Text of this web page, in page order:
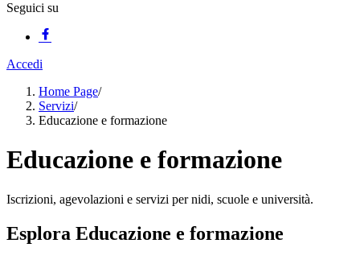
Seguici su
Accedi
Home Page/
Servizi/
Educazione e formazione
Educazione e formazione
Iscrizioni, agevolazioni e servizi per nidi, scuole e università.
Esplora Educazione e formazione